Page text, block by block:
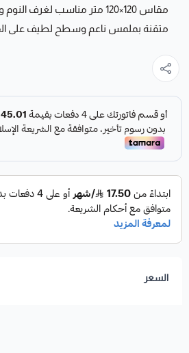
مقاس 120×120 متر مناسب
متقنة بملمس ناعم وسطح لطيف على
السعر